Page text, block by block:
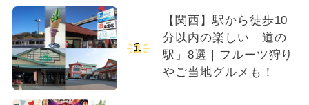
1
【関西】駅から徒歩10
分以内の楽しい「道の
駅」8選｜フルーツ狩り
やご当地グルメも！